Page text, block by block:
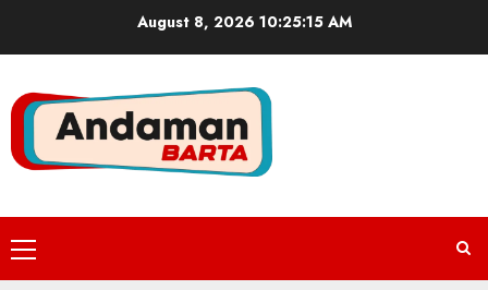
August 8, 2026 10:25:16 AM
Primary
Menu